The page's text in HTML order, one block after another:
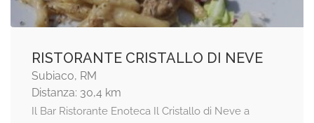
RISTORANTE CRISTALLO DI NEVE
Subiaco, RM
Distanza: 30,4 km
Il Bar Ristorante Enoteca Il Cristallo di Neve a